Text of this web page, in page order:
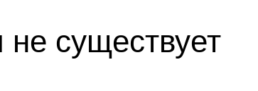
существует